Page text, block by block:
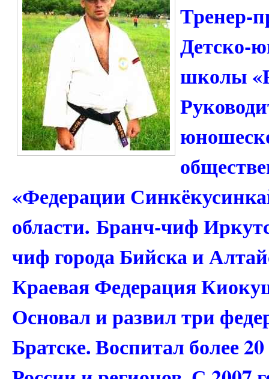
Тренер-
Детско-
школы
«Федерации
области. Бранч-чиф
чиф города Бийска и
Краевая Федерация
Основал и развил три
Братске. Воспитал более